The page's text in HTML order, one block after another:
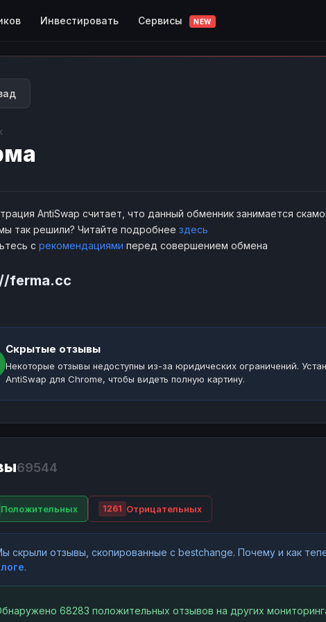
Инвестировать Сервисы NEW
AntiSwap считает, что данный обменник занимается
так решили? Читайте подробнее здесь
с рекомендациями перед совершением обмена
ferma.cc
Скрытые отзывы
Некоторые отзывы недоступны из-за юридических ограничений.
AntiSwap для Chrome, чтобы видеть полную картину.
69544
Положительных 1261 Отрицательных
скрыли отзывы, скопированные с bestchange. Почему и как
.
68283 положительных отзывов на других